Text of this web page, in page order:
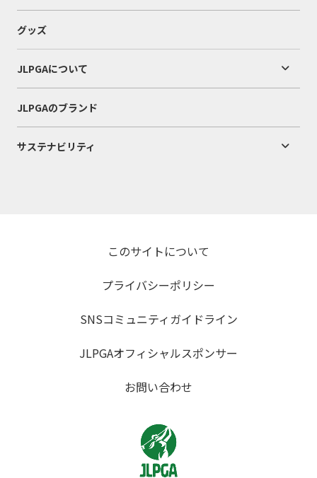
グッズ
JLPGAについて
JLPGAのブランド
サステナビリティ
このサイトについて
プライバシーポリシー
SNSコミュニティガイドライン
JLPGAオフィシャルスポンサー
お問い合わせ